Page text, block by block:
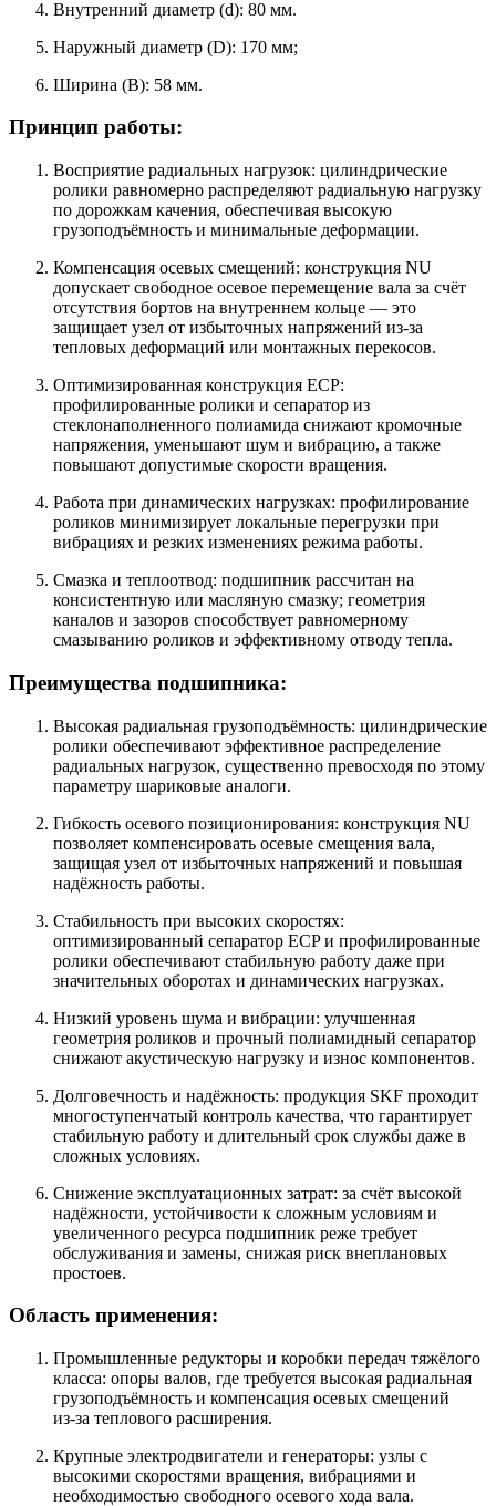
Внутренний диаметр (d): 80 мм.
Наружный диаметр (D): 170 мм;
Ширина (B): 58 мм.
Принцип работы:
Восприятие радиальных нагрузок: цилиндрические
ролики равномерно распределяют радиальную нагрузку
по дорожкам качения, обеспечивая высокую
грузоподъёмность и минимальные деформации.
Компенсация осевых смещений: конструкция NU
допускает свободное осевое перемещение вала за счёт
отсутствия бортов на внутреннем кольце — это
защищает узел от избыточных напряжений из‑за
тепловых деформаций или монтажных перекосов.
Оптимизированная конструкция ECP:
профилированные ролики и сепаратор из
стеклонаполненного полиамида снижают кромочные
напряжения, уменьшают шум и вибрацию, а также
повышают допустимые скорости вращения.
Работа при динамических нагрузках: профилирование
роликов минимизирует локальные перегрузки при
вибрациях и резких изменениях режима работы.
Смазка и теплоотвод: подшипник рассчитан на
консистентную или масляную смазку; геометрия
каналов и зазоров способствует равномерному
смазыванию роликов и эффективному отводу тепла.
Преимущества подшипника:
Высокая радиальная грузоподъёмность: цилиндрические
ролики обеспечивают эффективное распределение
радиальных нагрузок, существенно превосходя по этому
параметру шариковые аналоги.
Гибкость осевого позиционирования: конструкция NU
позволяет компенсировать осевые смещения вала,
защищая узел от избыточных напряжений и повышая
надёжность работы.
Стабильность при высоких скоростях:
оптимизированный сепаратор ECP и профилированные
ролики обеспечивают стабильную работу даже при
значительных оборотах и динамических нагрузках.
Низкий уровень шума и вибрации: улучшенная
геометрия роликов и прочный полиамидный сепаратор
снижают акустическую нагрузку и износ компонентов.
Долговечность и надёжность: продукция SKF проходит
многоступенчатый контроль качества, что гарантирует
стабильную работу и длительный срок службы даже в
сложных условиях.
Снижение эксплуатационных затрат: за счёт высокой
надёжности, устойчивости к сложным условиям и
увеличенного ресурса подшипник реже требует
обслуживания и замены, снижая риск внеплановых
простоев.
Область применения:
Промышленные редукторы и коробки передач тяжёлого
класса: опоры валов, где требуется высокая радиальная
грузоподъёмность и компенсация осевых смещений
из‑за теплового расширения.
Крупные электродвигатели и генераторы: узлы с
высокими скоростями вращения, вибрациями и
необходимостью свободного осевого хода вала.